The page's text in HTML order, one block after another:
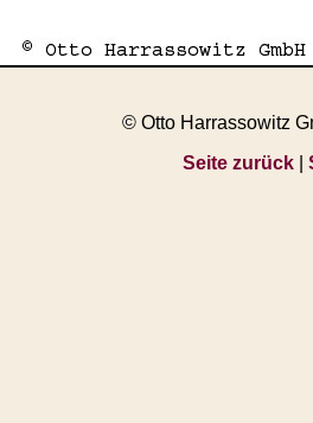
© Otto Harrassowitz
Seite zurück|